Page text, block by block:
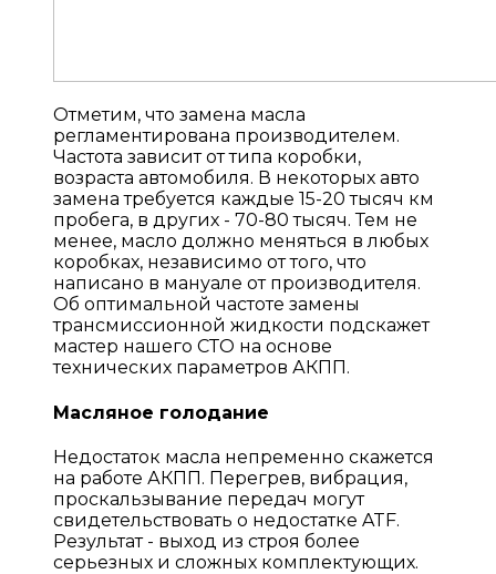
Отметим, что замена масла
регламентирована производителем.
Частота зависит от типа коробки,
возраста автомобиля. В некоторых авто
замена требуется каждые 15-20 тысяч км
пробега, в других - 70-80 тысяч. Тем не
менее, масло должно меняться в любых
коробках, независимо от того, что
написано в мануале от производителя.
Об оптимальной частоте замены
трансмиссионной жидкости подскажет
мастер нашего СТО на основе
технических параметров АКПП.
Масляное голодание
Недостаток масла непременно скажется
на работе АКПП. Перегрев, вибрация,
проскальзывание передач могут
свидетельствовать о недостатке ATF.
Результат - выход из строя более
серьезных и сложных комплектующих.